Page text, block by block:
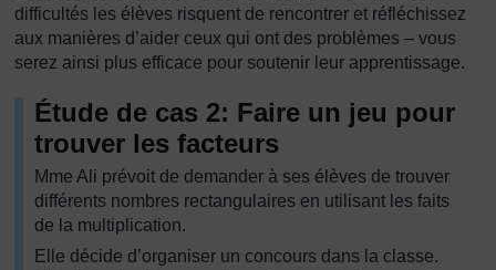
difficultés les élèves risquent de rencontrer et réfléchissez
aux manières d’aider ceux qui ont des problèmes – vous
serez ainsi plus efficace pour soutenir leur apprentissage.
Étude de cas 2: Faire un jeu pour
trouver les facteurs
Mme Ali prévoit de demander à ses élèves de trouver
différents nombres rectangulaires en utilisant les faits
de la multiplication.
Elle décide d’organiser un concours dans la classe.